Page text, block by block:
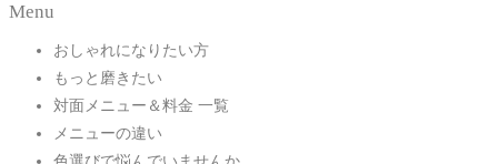
Menu
おしゃれになりたい方
もっと磨きたい
対面メニュー＆料金 一覧
メニューの違い